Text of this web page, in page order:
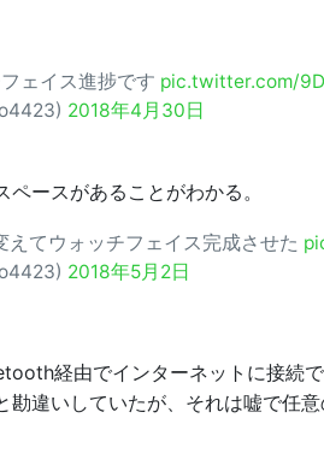
ェイス進捗です pic.twitter.com/
2018年4月30日
ペースがあることがわかる。
えてウォッチフェイス完成させた
2018年5月2日
経由でインターネットに接続
勘違いしていたが、それは嘘で任